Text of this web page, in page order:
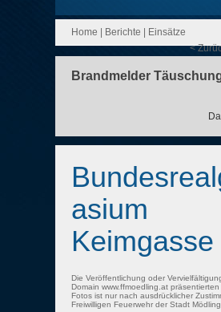
Home Berichte
Einsätze
<
Brandmelder
asium
Keimgasse
Die Veröffentlichung oder
Domain www.ffmoedling.at
Fotos ist nur nach ausdrücklicher
Freiwilligen Feuerwehr der Stadt